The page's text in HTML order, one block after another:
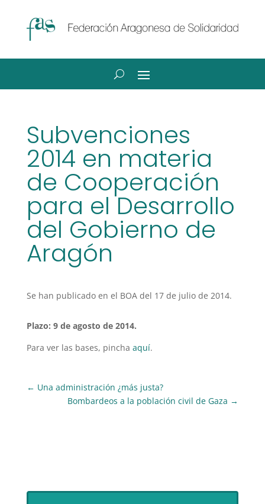
Subvenciones
2014 en materia
de Cooperación
para el Desarrollo
del Gobierno de
Aragón
Se han publicado en el BOA del 17 de julio de 2014.
Plazo: 9 de agosto de 2014.
Para ver las bases, pincha aquí.
← Una administración ¿más justa?
Bombardeos a la población civil de Gaza →